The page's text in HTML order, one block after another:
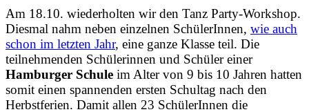
Am 18.10. wiederholten wir den Tanz Party-Workshop.
Diesmal nahm neben einzelnen SchülerInnen, wie auch
schon im letzten Jahr, eine ganze Klasse teil. Die
teilnehmenden Schülerinnen und Schüler einer
Hamburger Schule im Alter von 9 bis 10 Jahren hatten
somit einen spannenden ersten Schultag nach den
Herbstferien. Damit allen 23 SchülerInnen die